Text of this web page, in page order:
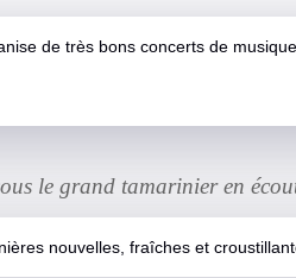
de très bons concerts de
le grand tamarinier en
nouvelles, fraîches et